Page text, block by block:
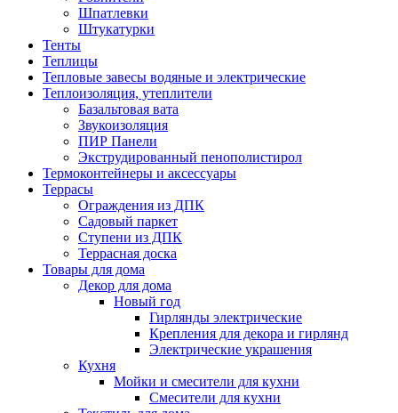
Шпатлевки
Штукатурки
Тенты
Теплицы
Тепловые завесы водяные и электрические
Теплоизоляция, утеплители
Базальтовая вата
Звукоизоляция
ПИР Панели
Экструдированный пенополистирол
Термоконтейнеры и аксессуары
Террасы
Ограждения из ДПК
Садовый паркет
Ступени из ДПК
Террасная доска
Товары для дома
Декор для дома
Новый год
Гирлянды электрические
Крепления для декора и гирлянд
Электрические украшения
Кухня
Мойки и смесители для кухни
Смесители для кухни